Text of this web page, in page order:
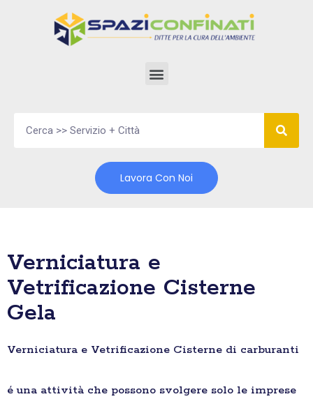
Lavora Con Noi
Verniciatura e
Vetrificazione Cisterne
Gela
Verniciatura e Vetrificazione Cisterne di carburanti
é una attività che possono svolgere solo le imprese